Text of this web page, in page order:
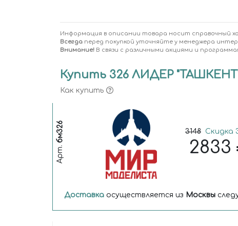
Информация в описании товара носит справочный
Всегда перед покупкой уточняйте у менеджера
Внимание! В связи с различными акциями и
Купить 326 ЛИДЕР "ТАШКЕНТ"
Как купить
Арт.
бм326 3148 Скидка
2833
Доставка осуществляется из Москвы